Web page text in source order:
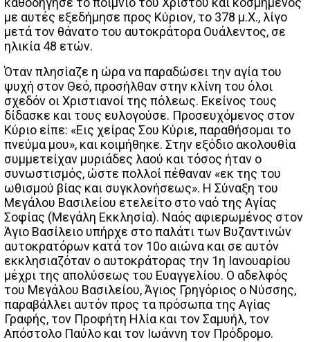
με αυτές εξεδήμησε προς Κύριον, το 378 μ.Χ., λίγο
μετά τον θάνατο του αυτοκράτορα Ουάλεντος, σε
ηλικία 48 ετών.
Όταν πλησίαζε η ώρα να παραδώσει την αγία του
ψυχή στον Θεό, προσήλθαν στην κλίνη του όλοι
σχεδόν οι Χριστιανοί της πόλεως. Εκείνος τους
δίδασκε και τους ευλογούσε. Προσευχόμενος στον
Κύριο είπε: «Εις χείρας Σου Κύριε, παραθήσομαι το
πνεύμα μου», και κοιμήθηκε. Στην εξόδιο ακολουθία
συμμετείχαν μυριάδες λαού και τόσος ήταν ο
συνωστισμός, ώστε πολλοί πέθαναν «εκ της του
ωθισμού βίας και συγκλονήσεως». Η Σύναξη του
Μεγάλου Βασιλείου ετελείτο στο ναό της Αγίας
Σοφίας (Μεγάλη Εκκλησία). Ναός αφιερωμένος στον
Άγιο Βασίλειο υπήρχε στο παλάτι των Βυζαντινών
αυτοκρατόρων κατά τον 10ο αιώνα και σε αυτόν
εκκλησιαζόταν ο αυτοκράτορας την 1η Ιανουαρίου
μέχρι της απολύσεως του Ευαγγελίου. Ο αδελφός
του Μεγάλου Βασιλείου, Άγιος Γρηγόριος ο Νύσσης,
παραβάλλει αυτόν προς τα πρόσωπα της Αγίας
Γραφής, τον Προφήτη Ηλία και τον Σαμυήλ, τον
Απόστολο Παύλο και τον Ιωάννη τον Πρόδρομο.